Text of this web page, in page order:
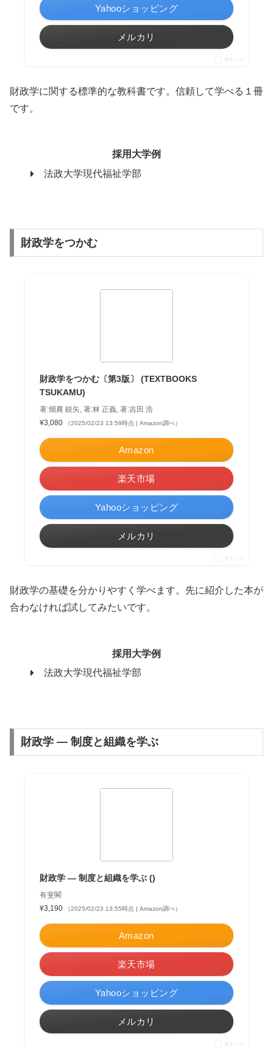
Yahooショッピング
メルカリ
ポチップ
財政学に関する標準的な教科書です。信頼して学べる１冊
です。
採用大学例
法政大学現代福祉学部
財政学をつかむ
財政学をつかむ〔第3版〕 (TEXTBOOKS
TSUKAMU)
著:畑農 鋭矢, 著:林 正義, 著:吉田 浩
¥3,080
（2025/02/23 13:59時点 | Amazon調べ）
Amazon
楽天市場
Yahooショッピング
メルカリ
ポチップ
財政学の基礎を分かりやすく学べます。先に紹介した本が
合わなければ試してみたいです。
採用大学例
法政大学現代福祉学部
財政学 — 制度と組織を学ぶ
財政学 — 制度と組織を学ぶ ()
有斐閣
¥3,190
（2025/02/23 13:55時点 | Amazon調べ）
Amazon
楽天市場
Yahooショッピング
メルカリ
ポチップ